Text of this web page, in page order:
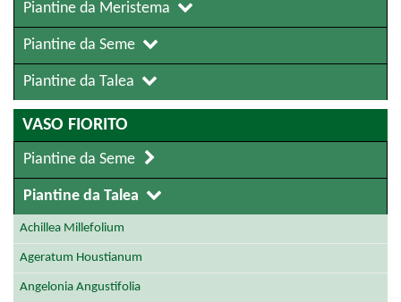
Piantine da Meristema
Piantine da Seme
Piantine da Talea
VASO FIORITO
Piantine da Seme
Piantine da Talea
Achillea Millefolium
Ageratum Houstianum
Angelonia Angustifolia